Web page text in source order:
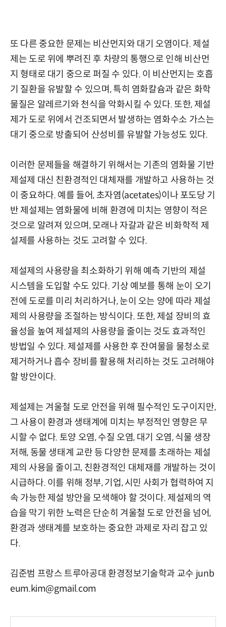
또 다른 중요한 문제는 비산먼지와 대기 오염이다. 제설
제는 도로 위에 뿌려진 후 차량의 통행으로 인해 비산먼
지 형태로 대기 중으로 퍼질 수 있다. 이 비산먼지는 호흡
기 질환을 유발할 수 있으며, 특히 염화칼슘과 같은 화학
물질은 알레르기와 천식을 악화시킬 수 있다. 또한, 제설
제가 도로 위에서 건조되면서 발생하는 염화수소 가스는
대기 중으로 방출되어 산성비를 유발할 가능성도 있다.
이러한 문제들을 해결하기 위해서는 기존의 염화물 기반
제설제 대신 친환경적인 대체재를 개발하고 사용하는 것
이 중요하다. 예를 들어, 초자염(acetates)이나 포도당 기
반 제설제는 염화물에 비해 환경에 미치는 영향이 적은
것으로 알려져 있으며, 모래나 자갈과 같은 비화학적 제
설제를 사용하는 것도 고려할 수 있다.
제설제의 사용량을 최소화하기 위해 예측 기반의 제설
시스템을 도입할 수도 있다. 기상 예보를 통해 눈이 오기
전에 도로를 미리 처리하거나, 눈이 오는 양에 따라 제설
제의 사용량을 조절하는 방식이다. 또한, 제설 장비의 효
율성을 높여 제설제의 사용량을 줄이는 것도 효과적인
방법일 수 있다. 제설제를 사용한 후 잔여물을 물청소로
제거하거나 흡수 장비를 활용해 처리하는 것도 고려해야
할 방안이다.
제설제는 겨울철 도로 안전을 위해 필수적인 도구이지만,
그 사용이 환경과 생태계에 미치는 부정적인 영향은 무
시할 수 없다. 토양 오염, 수질 오염, 대기 오염, 식물 생장
저해, 동물 생태계 교란 등 다양한 문제를 초래하는 제설
제의 사용을 줄이고, 친환경적인 대체재를 개발하는 것이
시급하다. 이를 위해 정부, 기업, 시민 사회가 협력하여 지
속 가능한 제설 방안을 모색해야 할 것이다. 제설제의 역
습을 막기 위한 노력은 단순히 겨울철 도로 안전을 넘어,
환경과 생태계를 보호하는 중요한 과제로 자리 잡고 있
다.
김준범 프랑스 트루아공대 환경정보기술학과 교수 junb
eum.kim@gmail.com